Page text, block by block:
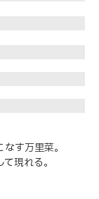
す万里菜。
現れる。